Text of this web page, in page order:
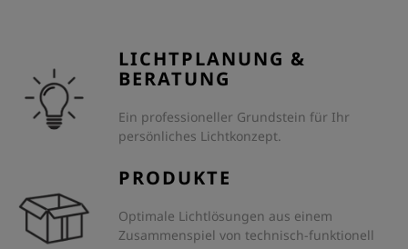
LICHTPLANUNG &
BERATUNG
Ein professioneller Grundstein für Ihr
persönliches Lichtkonzept.
PRODUKTE
Optimale Lichtlösungen aus einem
Zusammenspiel von technisch-funktionell